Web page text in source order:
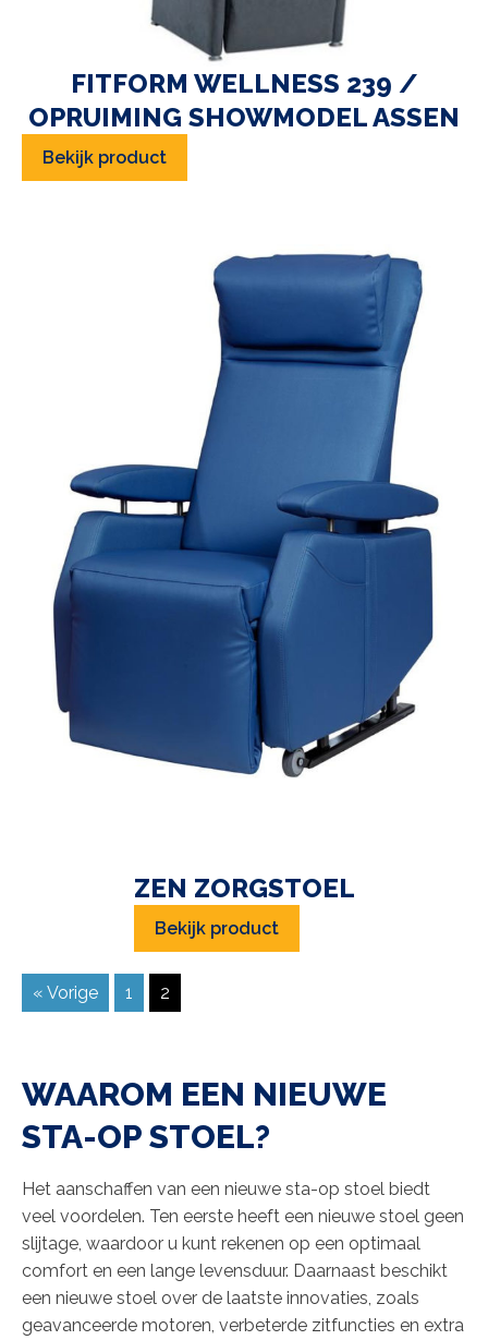
FITFORM WELLNESS 239 /
OPRUIMING SHOWMODEL ASSEN
Bekijk product
ZEN ZORGSTOEL
Bekijk product
« Vorige 1 2
WAAROM EEN NIEUWE
STA-OP STOEL?
Het aanschaffen van een nieuwe sta-op stoel biedt
veel voordelen. Ten eerste heeft een nieuwe stoel geen
slijtage, waardoor u kunt rekenen op een optimaal
comfort en een lange levensduur. Daarnaast beschikt
een nieuwe stoel over de laatste innovaties, zoals
geavanceerde motoren, verbeterde zitfuncties en extra